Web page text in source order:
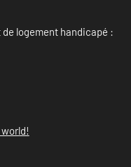
de logement handicapé :